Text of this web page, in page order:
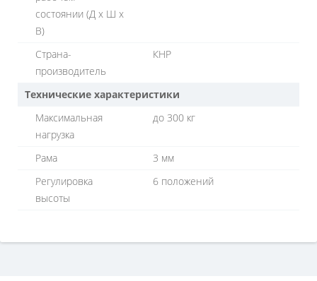
состоянии (Д х Ш х
В)
Страна-
производитель
КНР
Технические характеристики
Максимальная
нагрузка
до 300 кг
Рама
3 мм
Регулировка
высоты
6 положений